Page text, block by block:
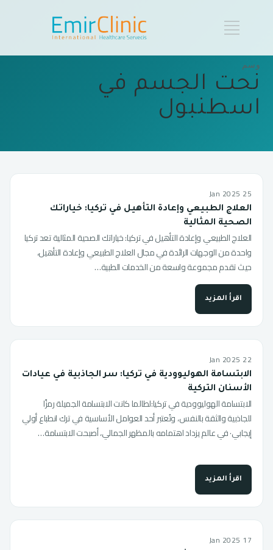
وسم
نحت الجسم في
اسطنبول
25 Jan 2025
العلاج الطبيعي وإعادة التأهيل في تركيا: خياراتك
الصحية المثالية
العلاج الطبيعي وإعادة التأهيل في تركيا: خياراتك الصحية المثالية تعد تركيا
واحدة من الوجهات الرائدة في مجال العلاج الطبيعي وإعادة التأهيل،
حيث تقدم مجموعة واسعة من الخدمات الطبية…
اقرأ المزيد
22 Jan 2025
الابتسامة الهوليوودية في تركيا: سر الجاذبية في عيادات
الأسنان التركية
الابتسامة الهوليوودية في تركيا:لطالما كانت الابتسامة الجميلة رمزًا
للجاذبية والثقة بالنفس، وتُعتبر أحد العوامل الأساسية في ترك انطباع أولي
إيجابي· في عالم يزداد اهتمامه بالمظهر الجمالي، أصبحت الابتسامة…
اقرأ المزيد
17 Jan 2025